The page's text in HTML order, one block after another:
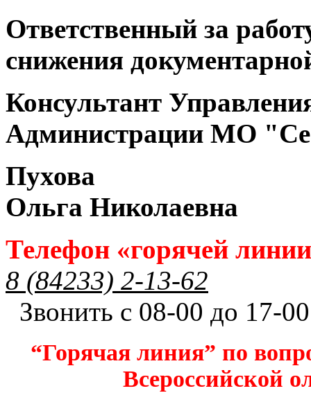
Ответственный за
снижения
Консультант
Администрации МО
Пухова
Ольга Николаевна
Телефон «горячей
8 (84233) 2-13-62
Звонить с 08-00 до 17-
“Горячая линия” по
Всероссийской